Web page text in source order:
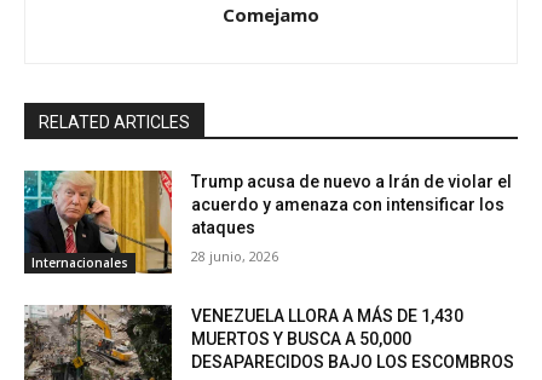
Comejamo
RELATED ARTICLES
Internacionales
Trump acusa de nuevo a Irán de violar el
acuerdo y amenaza con intensificar los
ataques
28 junio, 2026
VENEZUELA LLORA A MÁS DE 1,430
MUERTOS Y BUSCA A 50,000
DESAPARECIDOS BAJO LOS ESCOMBROS